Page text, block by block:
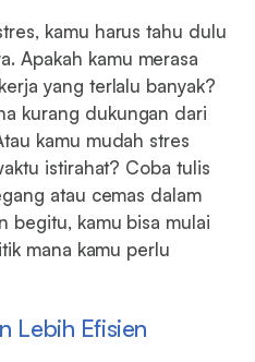
kamu harus tahu dulu
Apakah kamu merasa
yang terlalu banyak?
kurang dukungan dari
kamu mudah stres
istirahat? Coba tulis
atau cemas dalam
begitu, kamu bisa mulai
mana kamu perlu
Lebih Efisien